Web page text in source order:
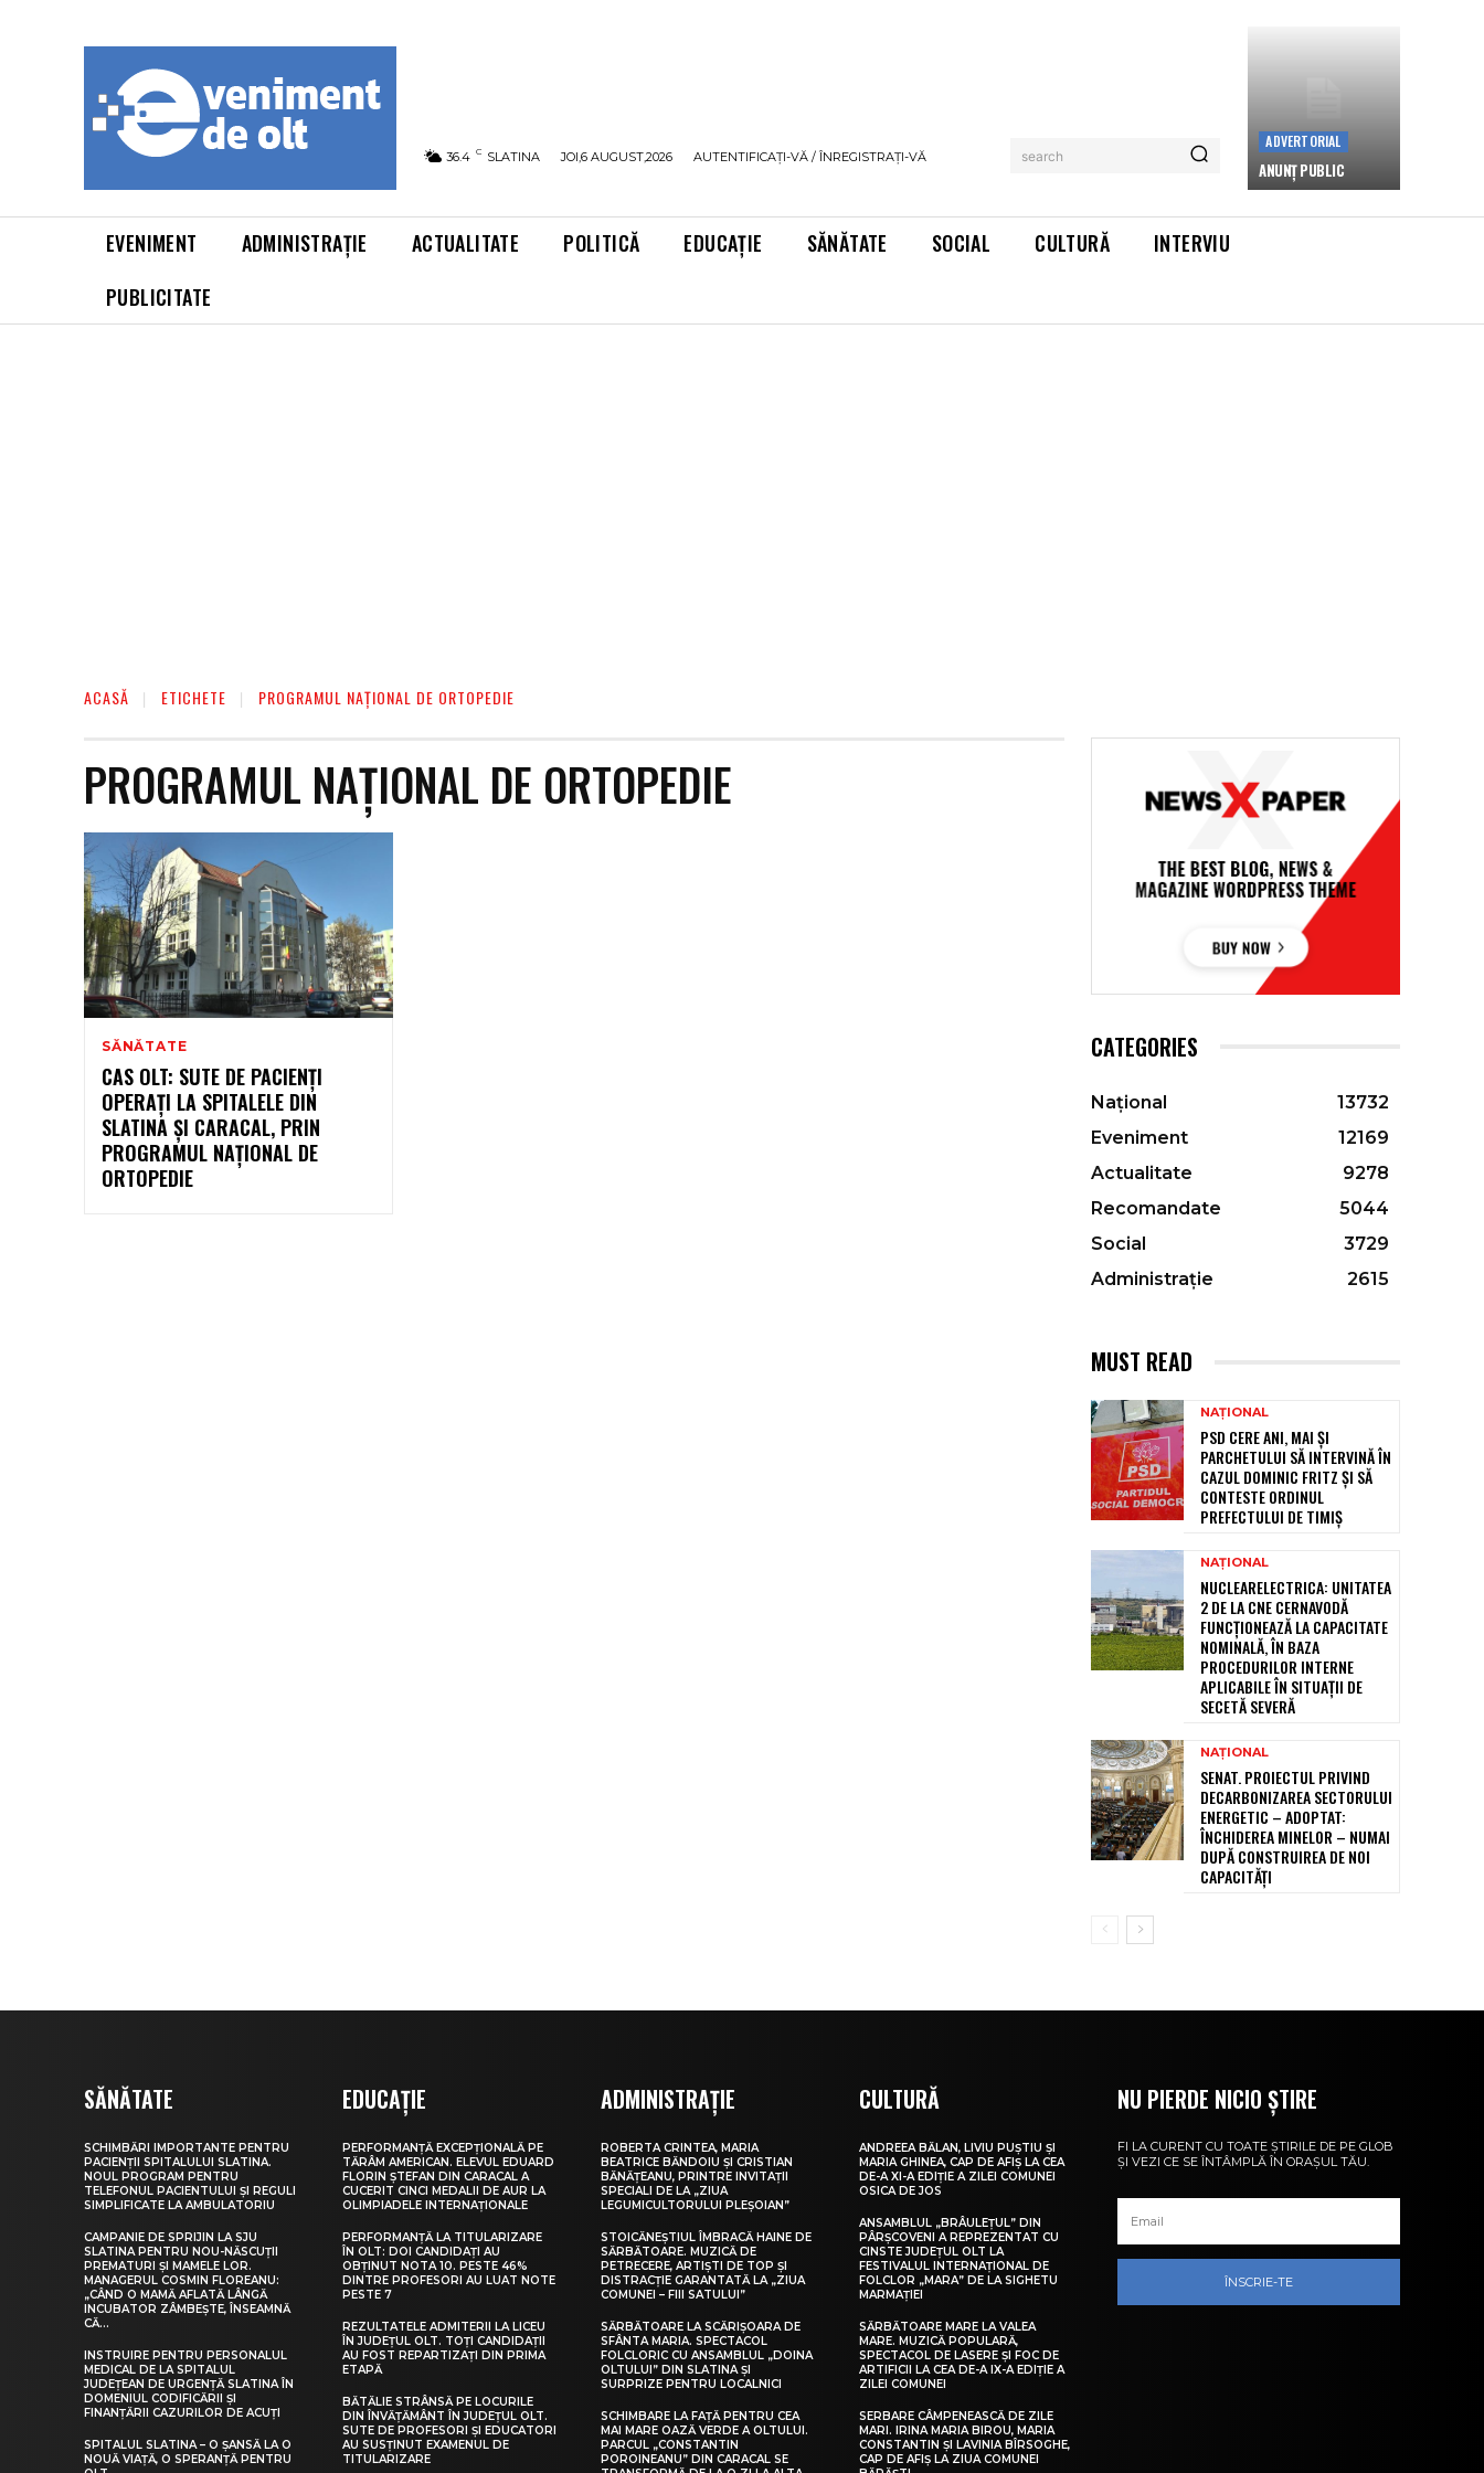
36.4 C SLATINA JOI,6 AUGUST,2026 AUTENTIFICAȚI-VĂ / ÎNREGISTRAȚI-VĂ search
ADVERTORIAL
ANUNȚ PUBLIC
EVENIMENT ADMINISTRAȚIE ACTUALITATE POLITICĂ EDUCAȚIE SĂNĂTATE SOCIAL CULTURĂ
INTERVIU
PUBLICITATE
ACASĂ ETICHETE PROGRAMUL NAȚIONAL DE ORTOPEDIE
PROGRAMUL NAȚIONAL DE ORTOPEDIE
SĂNĂTATE
CAS OLT: SUTE DE PACIENȚI
OPERAȚI LA SPITALELE DIN
SLATINA ȘI CARACAL, PRIN
PROGRAMUL NAȚIONAL DE
ORTOPEDIE
CATEGORIES
Național
13732
Eveniment
12169
Actualitate
9278
Recomandate
5044
Social
3729
Administrație
2615
MUST READ
NAȚIONAL
PSD CERE ANI, MAI ȘI
PARCHETULUI SĂ INTERVINĂ ÎN
CAZUL DOMINIC FRITZ ȘI SĂ
CONTESTE ORDINUL
PREFECTULUI DE TIMIȘ
NAȚIONAL
NUCLEARELECTRICA: UNITATEA
2 DE LA CNE CERNAVODĂ
FUNCȚIONEAZĂ LA CAPACITATE
NOMINALĂ, ÎN BAZA
PROCEDURILOR INTERNE
APLICABILE ÎN SITUAȚII DE
SECETĂ SEVERĂ
NAȚIONAL
SENAT. PROIECTUL PRIVIND
DECARBONIZAREA SECTORULUI
ENERGETIC – ADOPTAT:
ÎNCHIDEREA MINELOR – NUMAI
DUPĂ CONSTRUIREA DE NOI
CAPACITĂȚI
SĂNĂTATE
SCHIMBĂRI IMPORTANTE PENTRU
PACIENȚII SPITALULUI SLATINA.
NOUL PROGRAM PENTRU
TELEFONUL PACIENTULUI ȘI REGULI
SIMPLIFICATE LA AMBULATORIU
CAMPANIE DE SPRIJIN LA SJU
SLATINA PENTRU NOU-NĂSCUȚII
PREMATURI ȘI MAMELE LOR.
MANAGERUL COSMIN FLOREANU:
„CÂND O MAMĂ AFLATĂ LÂNGĂ
INCUBATOR ZÂMBEȘTE, ÎNSEAMNĂ
CĂ...
INSTRUIRE PENTRU PERSONALUL
MEDICAL DE LA SPITALUL
JUDEȚEAN DE URGENȚĂ SLATINA ÎN
DOMENIUL CODIFICĂRII ȘI
FINANȚĂRII CAZURILOR DE ACUȚI
SPITALUL SLATINA – O ȘANSĂ LA O
NOUĂ VIAȚĂ, O SPERANȚĂ PENTRU
EDUCAȚIE
PERFORMANȚĂ EXCEPȚIONALĂ PE
TĂRÂM AMERICAN. ELEVUL EDUARD
FLORIN ȘTEFAN DIN CARACAL A
CUCERIT CINCI MEDALII DE AUR LA
OLIMPIADELE INTERNAȚIONALE
PERFORMANȚĂ LA TITULARIZARE
ÎN OLT: DOI CANDIDAȚI AU
OBȚINUT NOTA 10. PESTE 46%
DINTRE PROFESORI AU LUAT NOTE
PESTE 7
REZULTATELE ADMITERII LA LICEU
ÎN JUDEȚUL OLT. TOȚI CANDIDAȚII
AU FOST REPARTIZAȚI DIN PRIMA
ETAPĂ
BĂTĂLIE STRÂNSĂ PE LOCURILE
DIN ÎNVĂȚĂMÂNT ÎN JUDEȚUL OLT.
SUTE DE PROFESORI ȘI EDUCATORI
AU SUSȚINUT EXAMENUL DE
TITULARIZARE
ADMINISTRAȚIE
ROBERTA CRINTEA, MARIA
BEATRICE BĂNDOIU ȘI CRISTIAN
BĂNĂȚEANU, PRINTRE INVITAȚII
SPECIALI DE LA „ZIUA
LEGUMICULTORULUI PLEȘOIAN”
STOICĂNEȘTIUL ÎMBRACĂ HAINE DE
SĂRBĂTOARE. MUZICĂ DE
PETRECERE, ARTIȘTI DE TOP ȘI
DISTRACȚIE GARANTATĂ LA „ZIUA
COMUNEI – FIII SATULUI”
SĂRBĂTOARE LA SCĂRIȘOARA DE
SFÂNTA MARIA. SPECTACOL
FOLCLORIC CU ANSAMBLUL „DOINA
OLTULUI” DIN SLATINA ȘI
SURPRIZE PENTRU LOCALNICI
SCHIMBARE LA FAȚĂ PENTRU CEA
MAI MARE OAZĂ VERDE A OLTULUI.
PARCUL „CONSTANTIN
POROINEANU” DIN CARACAL SE
CULTURĂ
ANDREEA BĂLAN, LIVIU PUȘTIU ȘI
MARIA GHINEA, CAP DE AFIȘ LA CEA
DE-A XI-A EDIȚIE A ZILEI COMUNEI
OSICA DE JOS
ANSAMBLUL „BRÂULEȚUL” DIN
PÂRȘCOVENI A REPREZENTAT CU
CINSTE JUDEȚUL OLT LA
FESTIVALUL INTERNAȚIONAL DE
FOLCLOR „MARA” DE LA SIGHETU
MARMAȚIEI
SĂRBĂTOARE MARE LA VALEA
MARE. MUZICĂ POPULARĂ,
SPECTACOL DE LASERE ȘI FOC DE
ARTIFICII LA CEA DE-A IX-A EDIȚIE A
ZILEI COMUNEI
SERBARE CÂMPENEASCĂ DE ZILE
MARI. IRINA MARIA BIROU, MARIA
CONSTANTIN ȘI LAVINIA BÎRSOGHE,
CAP DE AFIȘ LA ZIUA COMUNEI
NU PIERDE NICIO ȘTIRE
FI LA CURENT CU TOATE ȘTIRILE DE PE GLOB
ȘI VEZI CE SE ÎNTÂMPLĂ ÎN ORAȘUL TĂU.
ÎNSCRIE-TE